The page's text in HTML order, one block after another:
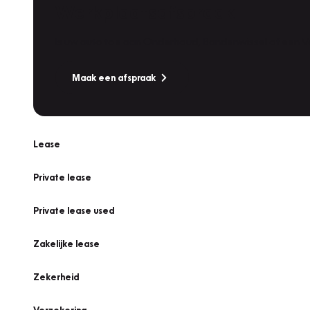
Maak een afspraak
Lease
Private lease
Private lease used
Zakelijke lease
Zekerheid